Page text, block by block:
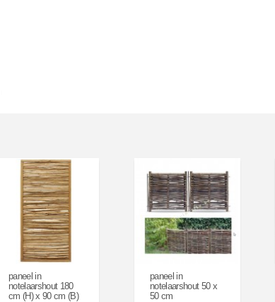
paneel in
notelaarshout 180
cm (H) x 90 cm (B)
paneel in
notelaarshout 50 x
50 cm